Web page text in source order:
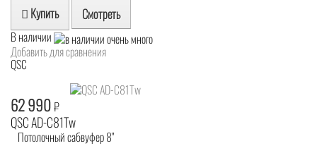
Купить Смотреть
В наличии
Добавить для сравнения
QSC
62 990₽
QSC AD-C81Tw
Потолочный сабвуфер 8"